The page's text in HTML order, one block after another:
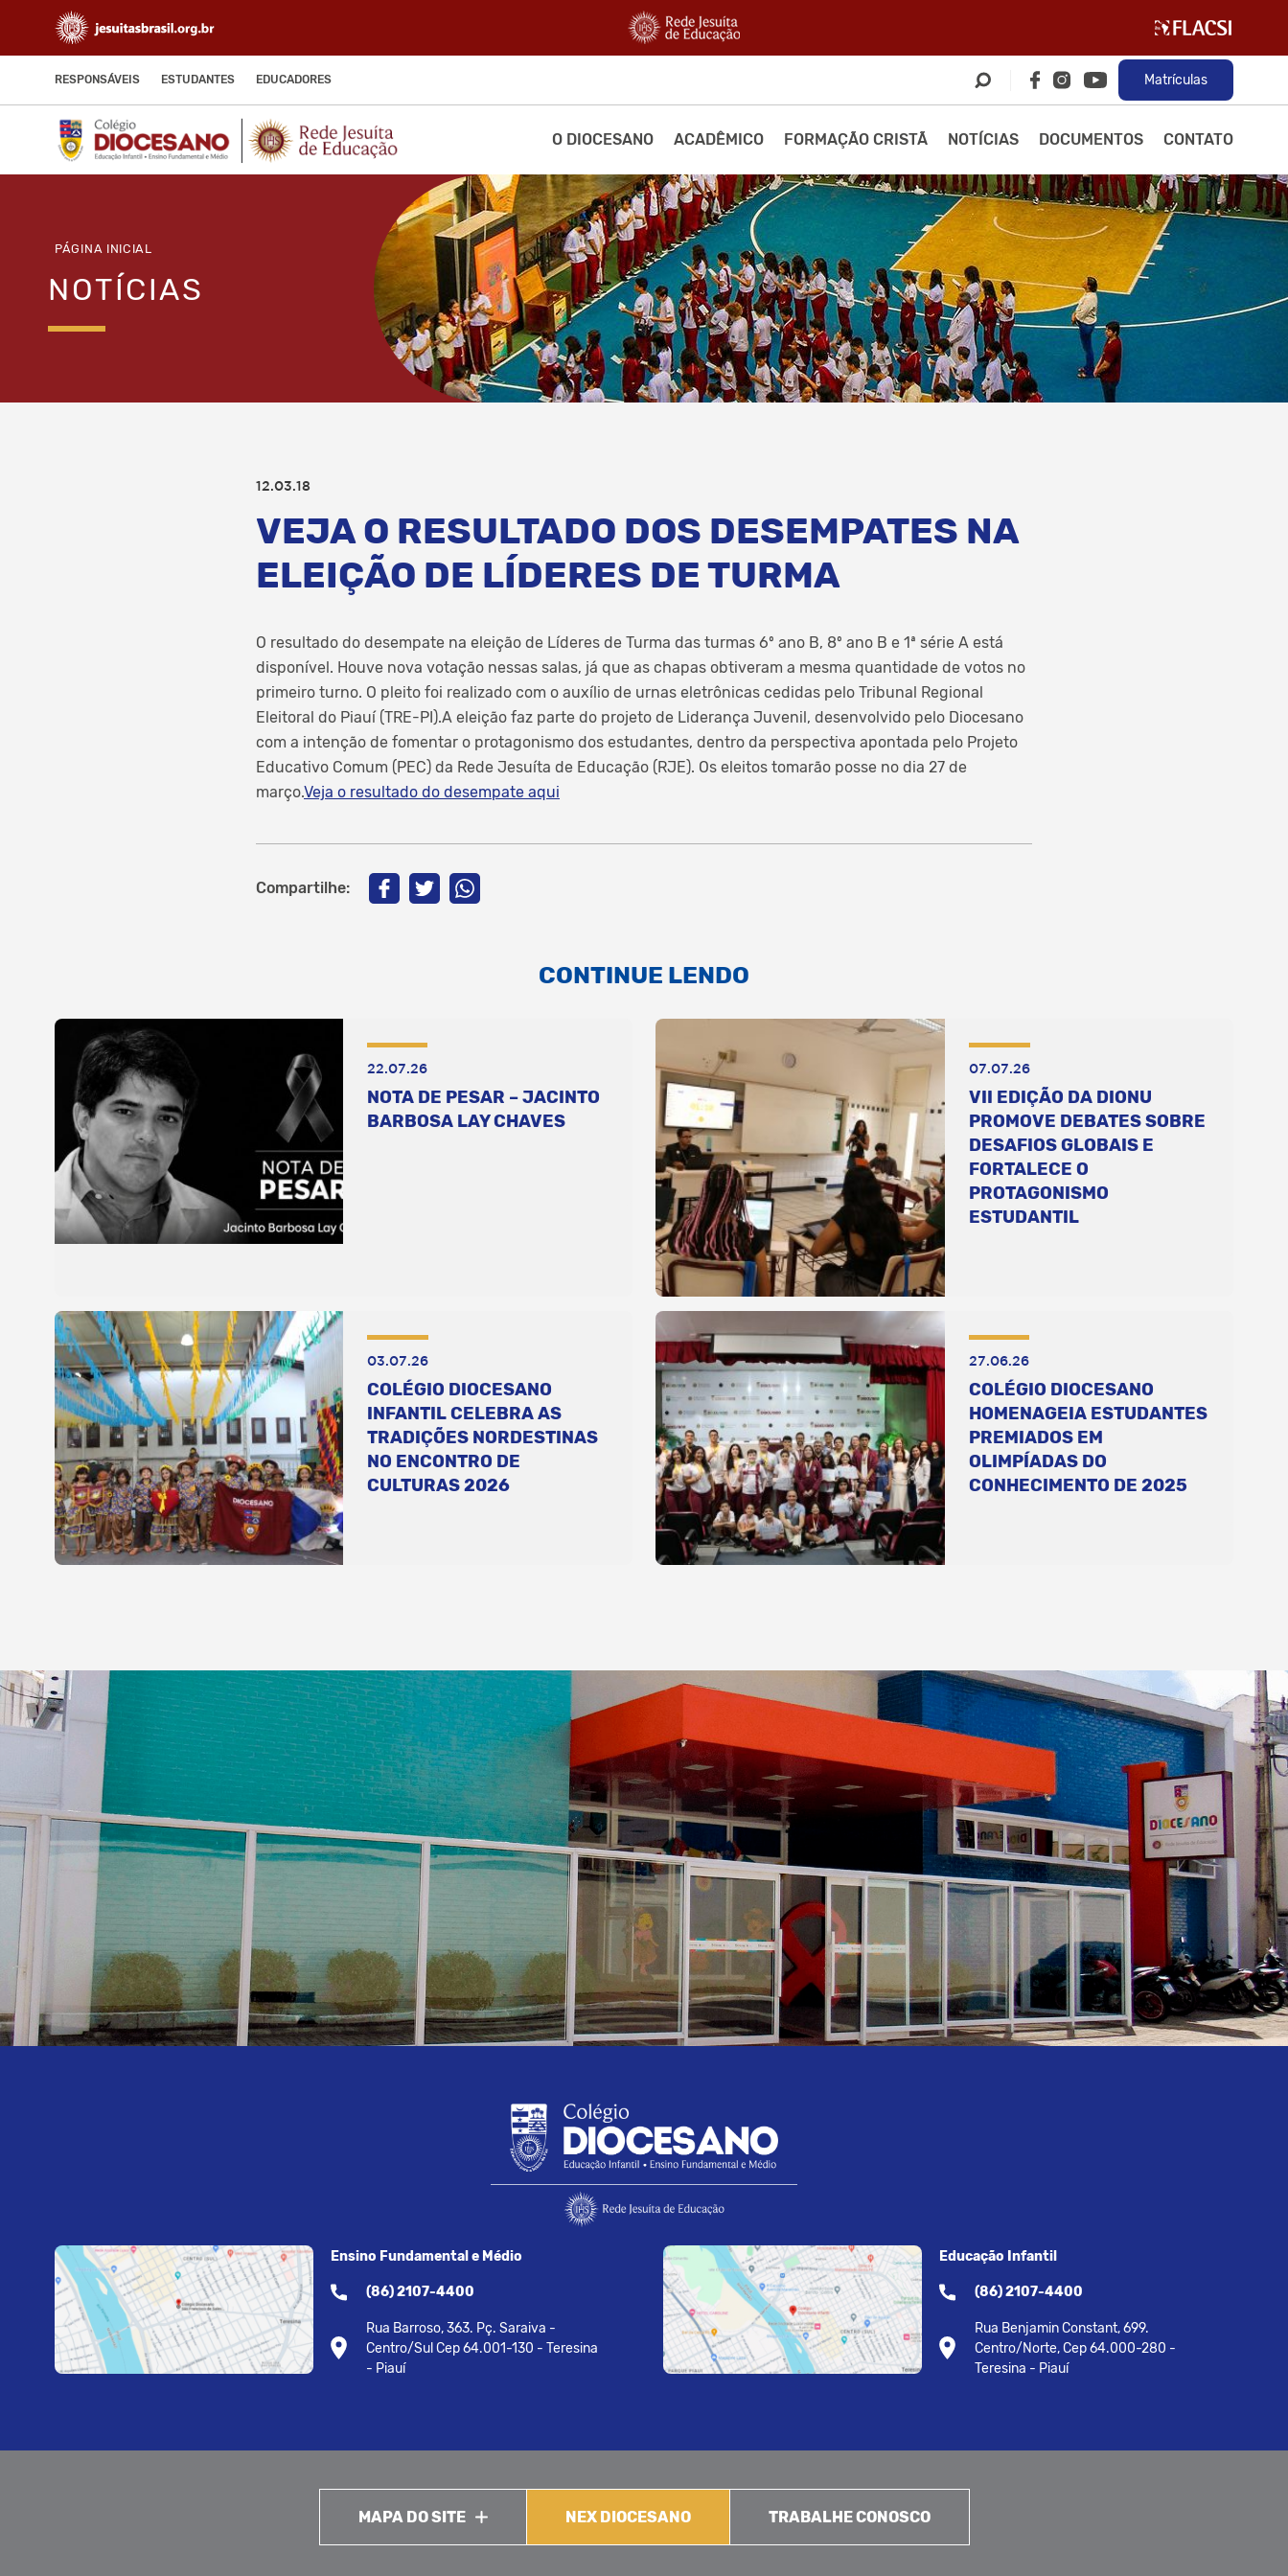
RESPONSÁVEIS ESTUDANTES EDUCADORES Matrículas
O DIOCESANO ACADÊMICO FORMAÇÃO CRISTÃ NOTÍCIAS DOCUMENTOS CONTATO
PÁGINA INICIAL
NOTÍCIAS
12.03.18
VEJA O RESULTADO DOS DESEMPATES NA
ELEIÇÃO DE LÍDERES DE TURMA
O resultado do desempate na eleição de Líderes de Turma das turmas 6º ano B, 8º ano B e 1ª série A está
disponível. Houve nova votação nessas salas, já que as chapas obtiveram a mesma quantidade de votos no
primeiro turno. O pleito foi realizado com o auxílio de urnas eletrônicas cedidas pelo Tribunal Regional
Eleitoral do Piauí (TRE-PI).A eleição faz parte do projeto de Liderança Juvenil, desenvolvido pelo Diocesano
com a intenção de fomentar o protagonismo dos estudantes, dentro da perspectiva apontada pelo Projeto
Educativo Comum (PEC) da Rede Jesuíta de Educação (RJE). Os eleitos tomarão posse no dia 27 de
março.Veja o resultado do desempate aqui
Compartilhe:
CONTINUE LENDO
22.07.26
NOTA DE PESAR – JACINTO
BARBOSA LAY CHAVES
07.07.26
VII EDIÇÃO DA DIONU
PROMOVE DEBATES SOBRE
DESAFIOS GLOBAIS E
FORTALECE O
PROTAGONISMO
ESTUDANTIL
03.07.26
COLÉGIO DIOCESANO
INFANTIL CELEBRA AS
TRADIÇÕES NORDESTINAS
NO ENCONTRO DE
CULTURAS 2026
27.06.26
COLÉGIO DIOCESANO
HOMENAGEIA ESTUDANTES
PREMIADOS EM
OLIMPÍADAS DO
CONHECIMENTO DE 2025
Ensino Fundamental e Médio
(86) 2107-4400
Rua Barroso, 363. Pç. Saraiva -
Centro/Sul Cep 64.001-130 - Teresina
- Piauí
Educação Infantil
(86) 2107-4400
Rua Benjamin Constant, 699.
Centro/Norte, Cep 64.000-280 -
Teresina - Piauí
MAPA DO SITE NEX DIOCESANO TRABALHE CONOSCO